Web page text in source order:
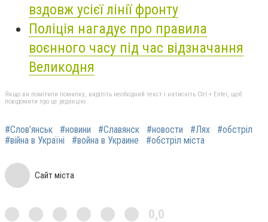
вздовж усієї лінії фронту
Поліція нагадує про правила
воєнного часу під час відзначання
Великодня
Якщо ви помітили помилку, виділіть необхідний текст і натисніть Ctrl + Enter, щоб
повідомити про це редакцію
#Слов’янськ #новини #Славянск #новости #Лях
#обстріл
#війна в Україні
#война в Украине #обстріл міста
Сайт міста
0,0